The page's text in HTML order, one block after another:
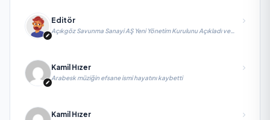
Editör
Açıkgöz Savunma Sanayi AŞ Yeni Yönetim Kurulunu Açıkladı ve
Kamil Hızer
Arabesk müziğin efsane ismi hayatını kaybetti
Kamil Hızer